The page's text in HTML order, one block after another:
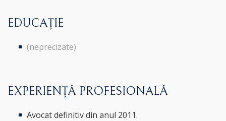
EDUCAȚIE
(neprecizate)
EXPERIENȚĂ PROFESIONALĂ
Avocat definitiv din anul 2011.